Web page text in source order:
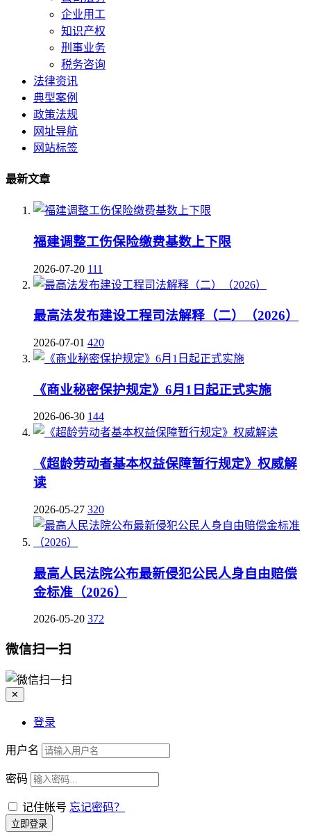
企业用工
知识产权
刑事业务
税务咨询
法律资讯
典型案例
政策法规
网址导航
网站标签
最新文章
福建调整工伤保险缴费基数上下限
2026-07-20 111
最高法发布建设工程司法解释（二）（2026）
2026-07-01 420
《商业秘密保护规定》6月1日起正式实施
2026-06-30 144
《超龄劳动者基本权益保障暂行规定》权威解
读
2026-05-27 320
最高人民法院公布最新侵犯公民人身自由赔偿
金标准（2026）
2026-05-20 372
微信扫一扫
✕
登录
用户名
密码
记住帐号 忘记密码？